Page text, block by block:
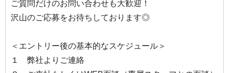
ご質問だけのお問い合わせも大歓迎！
沢山のご応募をお待ちしております◎
＜エントリー後の基本的なスケジュール＞
１ 弊社よりご連絡